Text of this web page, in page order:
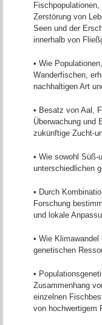
Zerstörung von
Seen und der
innerhalb von
• Wie
Wanderfischen,
nachhaltigen Art
• Besatz von Aal,
Überwachung und
zukünftige Zucht-
• Wie sowohl
unterschiedlichen
• Durch
Forschung
und lokale
• Wie
genetischen
•
Zusammenhang
einzelnen
von hochwertigem